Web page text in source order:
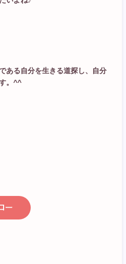
ある自分を生きる道探し、自分
。^^